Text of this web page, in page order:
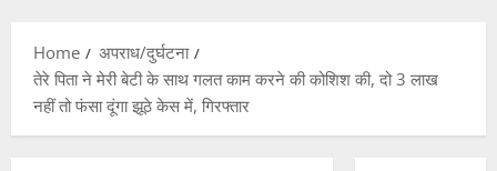
Home
अपराध/दुर्घटना
तेरे पिता ने मेरी बेटी के साथ गलत काम करने की कोशिश की, दो 3 लाख
नहीं तो फंसा दूंगा झूठे केस में, गिरफ्तार